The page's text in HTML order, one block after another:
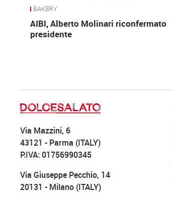
BAKERY
AIBI, Alberto Molinari riconfermato
presidente
Via Mazzini, 6
43121 - Parma (ITALY)
P.IVA: 01756990345
Via Giuseppe Pecchio, 14
20131 - Milano (ITALY)